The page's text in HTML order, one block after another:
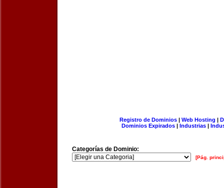
Registro de Dominios| Web Hosting |
Dominios Expirados | Industrias |
Categorías de Dominio:
[Pág.